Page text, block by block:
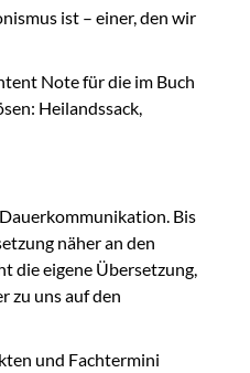
ist – einer, den wir
Note für die im Buch
Heilandssack,
Dauerkommunikation. Bis
näher an den
die eigene Übersetzung,
zu uns auf den
und Fachtermini